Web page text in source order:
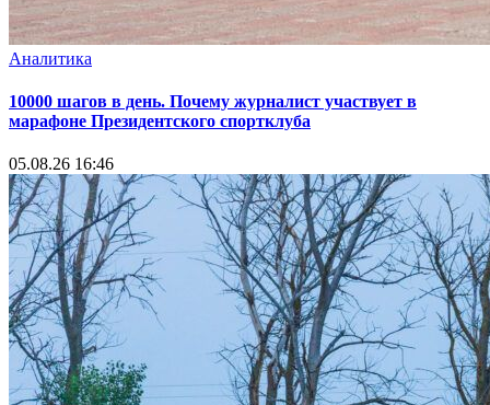
Аналитика
10000 шагов в день. Почему журналист участвует в
марафоне Президентского спортклуба
05.08.26 16:46